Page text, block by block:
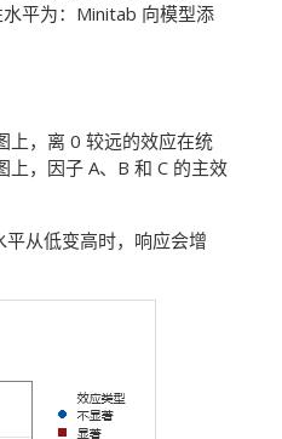
平为：Minitab 向模型添
上，离 0 较远的效应在统
，因子 A、B 和 C 的主效
从低变高时，响应会增